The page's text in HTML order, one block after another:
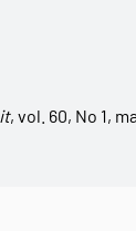
, vol. 60, No 1,